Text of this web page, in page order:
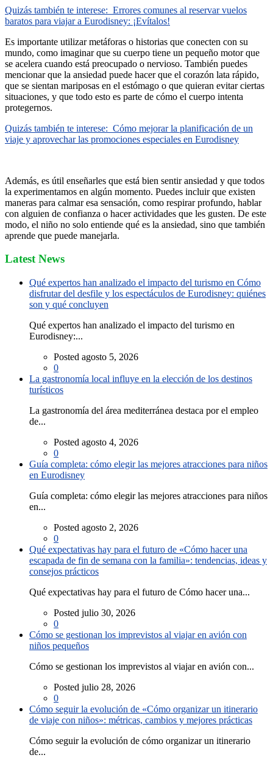
Quizás también te interese: Errores comunes al reservar vuelos
baratos para viajar a Eurodisney: ¡Evítalos!
Es importante utilizar metáforas o historias que conecten con su
mundo, como imaginar que su cuerpo tiene un pequeño motor que
se acelera cuando está preocupado o nervioso. También puedes
mencionar que la ansiedad puede hacer que el corazón lata rápido,
que se sientan mariposas en el estómago o que quieran evitar ciertas
situaciones, y que todo esto es parte de cómo el cuerpo intenta
protegernos.
Quizás también te interese: Cómo mejorar la planificación de un
viaje y aprovechar las promociones especiales en Eurodisney
Además, es útil enseñarles que está bien sentir ansiedad y que todos
la experimentamos en algún momento. Puedes incluir que existen
maneras para calmar esa sensación, como respirar profundo, hablar
con alguien de confianza o hacer actividades que les gusten. De este
modo, el niño no solo entiende qué es la ansiedad, sino que también
aprende que puede manejarla.
Latest News
Qué expertos han analizado el impacto del turismo en Cómo
disfrutar del desfile y los espectáculos de Eurodisney: quiénes
son y qué concluyen
Qué expertos han analizado el impacto del turismo en
Eurodisney:...
Posted agosto 5, 2026
0
La gastronomía local influye en la elección de los destinos
turísticos
La gastronomía del área mediterránea destaca por el empleo
de...
Posted agosto 4, 2026
0
Guía completa: cómo elegir las mejores atracciones para niños
en Eurodisney
Guía completa: cómo elegir las mejores atracciones para niños
en...
Posted agosto 2, 2026
0
Qué expectativas hay para el futuro de «Cómo hacer una
escapada de fin de semana con la familia»: tendencias, ideas y
consejos prácticos
Qué expectativas hay para el futuro de Cómo hacer una...
Posted julio 30, 2026
0
Cómo se gestionan los imprevistos al viajar en avión con
niños pequeños
Cómo se gestionan los imprevistos al viajar en avión con...
Posted julio 28, 2026
0
Cómo seguir la evolución de «Cómo organizar un itinerario
de viaje con niños»: métricas, cambios y mejores prácticas
Cómo seguir la evolución de cómo organizar un itinerario
de...